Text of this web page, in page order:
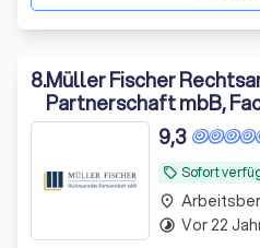
8.Müller Fischer
Partnerschaft mbB,
Steuerrecht und
local_offer Sofort
9,3
place
timelapse Vor 22